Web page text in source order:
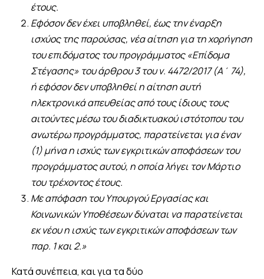
έτους.
Εφόσον δεν έχει υποβληθεί, έως την έναρξη
ισχύος της παρούσας, νέα αίτηση για τη χορήγηση
του επιδόματος του προγράμματος «Επίδομα
Στέγασης» του άρθρου 3 του ν. 4472/2017 (Α΄ 74),
ή εφόσον δεν υποβληθεί η αίτηση αυτή
ηλεκτρονικά απευθείας από τους ίδιους τους
αιτούντες μέσω του διαδικτυακού ιστότοπου του
ανωτέρω προγράμματος, παρατείνεται για έναν
(1) μήνα η ισχύς των εγκριτικών αποφάσεων του
προγράμματος αυτού, η οποία λήγει τον Μάρτιο
του τρέχοντος έτους.
Με απόφαση του Υπουργού Εργασίας και
Κοινωνικών Υποθέσεων δύναται να παρατείνεται
εκ νέου η ισχύς των εγκριτικών αποφάσεων των
παρ. 1 και 2.»
Κατά συνέπεια, και για τα δύο